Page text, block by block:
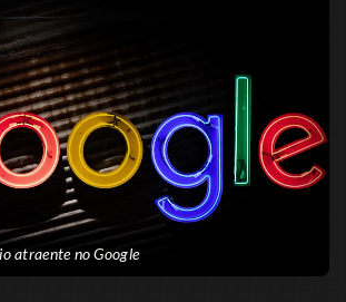
atraente no Google